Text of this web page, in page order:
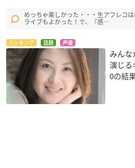
めっちゃ楽しかった・・・生アフレコ
ライブもよかった！で、『感…
ランキング 話題 声優
みん
演じる
0の結